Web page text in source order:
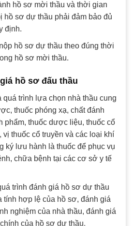
hồ sơ mời thầu và thời gian
hồ sơ dự thầu phải đảm bảo đủ
định.
hồ sơ dự thầu theo đúng thời
hồ sơ mời thầu.
hồ sơ đấu thầu
quá trình lựa chọn nhà thầu cung
thuốc phóng xạ, chất đánh
phẩm, thuốc dược liệu, thuốc cổ
thuốc cổ truyền và các loại khí
ký lưu hành là thuốc để phục vụ
chữa bệnh tại các cơ sở y tế
trình đánh giá hồ sơ dự thầu
tính hợp lệ của hồ sơ, đánh giá
nghiệm của nhà thầu, đánh giá
của hồ sơ dự thầu.